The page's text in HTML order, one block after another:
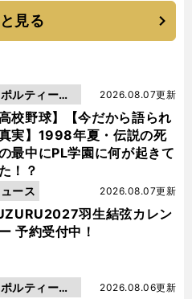
見る
高校野球】【今だから語られ
実】1998年夏・伝説の死
最中にPL学園に何が起きて
！？
2026.08.07更新
ルティーバ
画
羽生結弦カレン
予約受付中！
2026.08.07更新
ース
2026.08.06更新
ルティーバ